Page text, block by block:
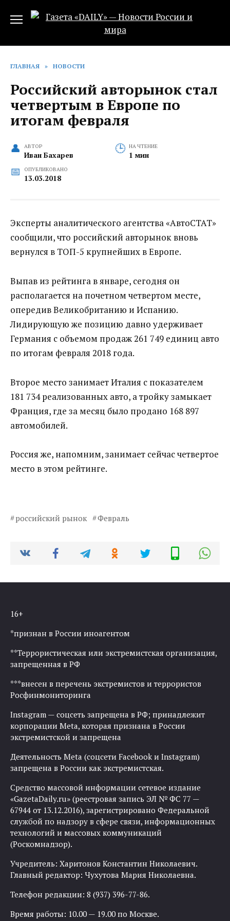
ГЛАВНАЯ » НОВОСТИ
Российский авторынок стал
четвертым в Европе по
итогам февраля
АВТОР
Иван Бахарев
НА ЧТЕНИЕ
1 мин
ОПУБЛИКОВАНО
13.03.2018
Эксперты аналитического агентства «АвтоСТАТ»
сообщили, что российский авторынок вновь
вернулся в ТОП-5 крупнейших в Европе.
Выпав из рейтинга в январе, сегодня он
располагается на почетном четвертом месте,
опередив Великобританию и Испанию.
Лидирующую же позицию давно удерживает
Германия с объемом продаж 261 749 единиц авто
по итогам февраля 2018 года.
Второе место занимает Италия с показателем
181 734 реализованных авто, а тройку замыкает
Франция, где за месяц было продано 168 897
автомобилей.
Россия же, напомним, занимает сейчас четвертое
место в этом рейтинге.
российский рынок Февраль
16+
*признан в России иноагентом
**Террористическая или экстремистская организация,
запрещенная в РФ
***внесен в перечень экстремистов и террористов
Росфинмониторинга
Instagram — соцсеть запрещена в РФ; принадлежит
корпорации Meta, которая признана в России
экстремистской и запрещена
Деятельность Meta (соцсети Facebook и Instagram)
запрещена в России как экстремистская.
Средство массовой информации сетевое издание
«GazetaDaily.ru» (реестровая запись ЭЛ № ФС 77 —
67944 от 13.12.2016), зарегистрировано Федеральной
службой по надзору в сфере связи, информационных
технологий и массовых коммуникаций
(Роскомнадзор).
Учредитель: Харитонов Константин Николаевич.
Главный редактор: Чухутова Мария Николаевна.
Телефон редакции: 8 (937) 396-77-86.
Время работы: 10.00 — 19.00 по Москве.